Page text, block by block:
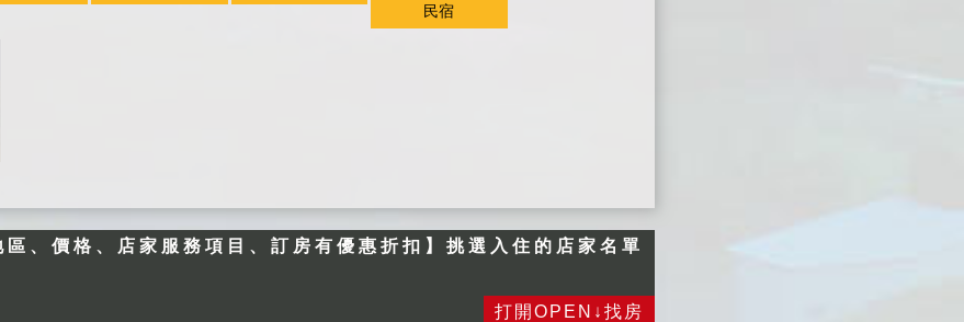
終止烤肉活動，不
諒！） (3)寢具被
帶寵物。 ｛貼心
復原狀整潔 ■提供
宿前一週告知，將
訂金三個月，並於
鍋。(不開放烤肉
宿費一併繳交。 ■
為維護住宿環境，
室內請勿吸煙，不
為維護住宿安寧，
入住時請提供證
件。 ◆加人部分
民宿
、價格、店家服務項目、訂房有優惠折扣】挑選入住的店家名單
打開OPEN↓找房